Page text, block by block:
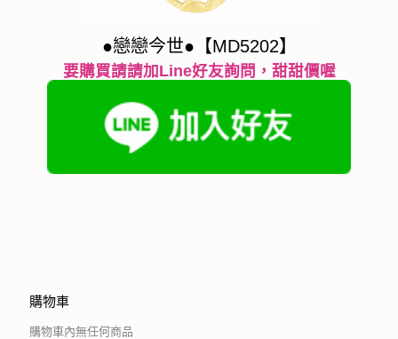
●戀戀今世●【MD5202】
要購買請請加Line好友詢問，甜甜價喔
購物車
購物車內無任何商品